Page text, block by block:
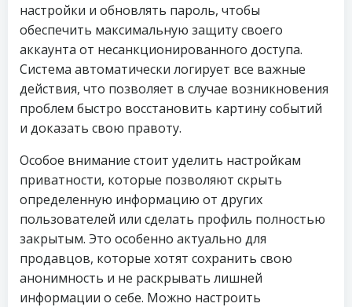
настройки и обновлять пароль, чтобы
обеспечить максимальную защиту своего
аккаунта от несанкционированного доступа.
Система автоматически логирует все важные
действия, что позволяет в случае возникновения
проблем быстро восстановить картину событий
и доказать свою правоту.
Особое внимание стоит уделить настройкам
приватности, которые позволяют скрыть
определенную информацию от других
пользователей или сделать профиль полностью
закрытым. Это особенно актуально для
продавцов, которые хотят сохранить свою
анонимность и не раскрывать лишней
информации о себе. Можно настроить